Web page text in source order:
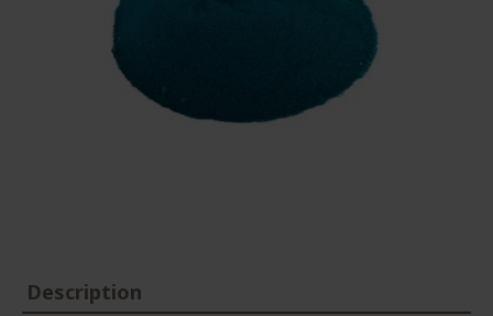
Description